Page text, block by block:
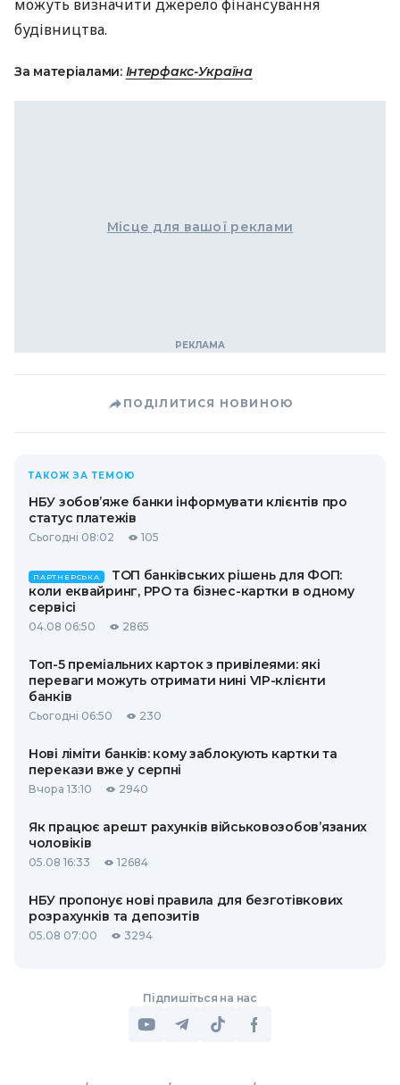
можуть визначити джерело фінансування
будівництва.
За матеріалами: Інтерфакс-Україна
Місце для вашої реклами
ПОДІЛИТИСЯ НОВИНОЮ
ТАКОЖ ЗА ТЕМОЮ
НБУ зобов’яже банки інформувати клієнтів про
статус платежів
Сьогодні 08:02 105
ПАРТНЕРСЬКА
ТОП банківських рішень для ФОП:
коли еквайринг, РРО та бізнес-картки в одному
сервісі
04.08 06:50 2865
Топ-5 преміальних карток з привілеями: які
переваги можуть отримати нині VIP-клієнти
банків
Сьогодні 06:50 230
Нові ліміти банків: кому заблокують картки та
перекази вже у серпні
Вчора 13:10 2940
Як працює арешт рахунків військовозобов’язаних
чоловіків
05.08 16:33 12684
НБУ пропонує нові правила для безготівкових
розрахунків та депозитів
05.08 07:00 3294
Підпишіться на нас